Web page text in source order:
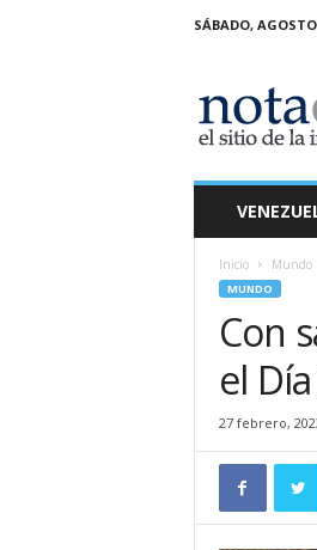
SÁBADO,
a
O
Inicio Mundo
MUNDO
Con
el
27 febrero,